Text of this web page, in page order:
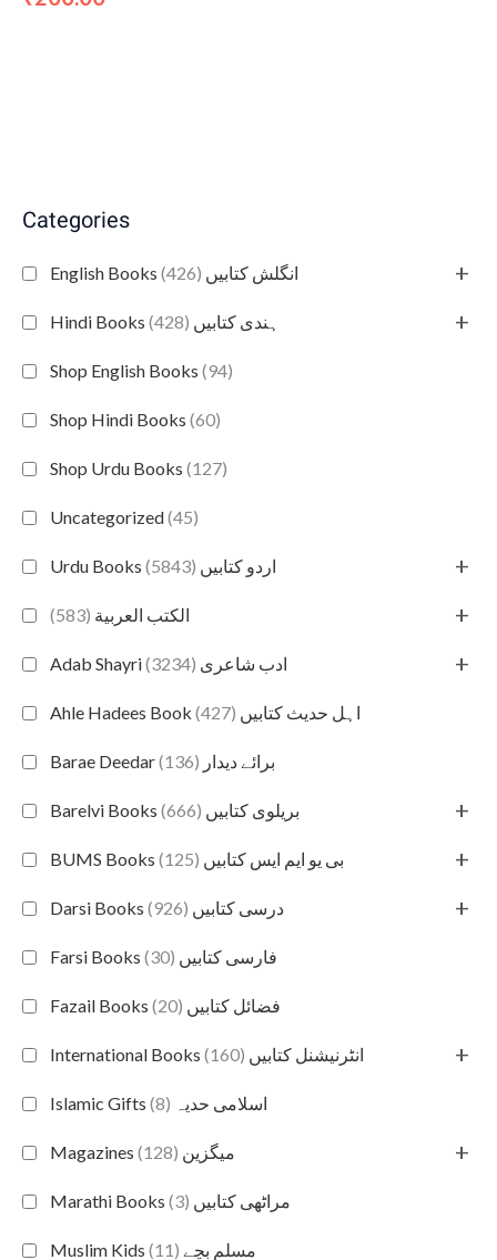
Categories
English Books انگلش کتابیں (426) +
Hindi Books ہندی کتابیں (428) +
Shop English Books (94)
Shop Hindi Books (60)
Shop Urdu Books (127)
Uncategorized(45)
Urdu Books اردو کتابیں (5843) +
الكتب العربية (583) +
Adab Shayri ادب شاعری (3234) +
Ahle Hadees Book اہل حدیث کتابیں (427)
Barae Deedar برائے دیدار (136)
Barelvi Books بریلوی کتابیں (666) +
BUMS Books بی یو ایم ایس کتابیں (125) +
Darsi Books درسی کتابیں (926) +
Farsi Books فارسی کتابیں (30)
Fazail Books فضائل کتابیں (20)
International Books انٹرنیشنل کتابیں (160) +
Islamic Gifts اسلامی حدیہ (8)
Magazines میگزین (128) +
Marathi Books مراٹھی کتابیں (3)
Muslim Kids مسلم بچے (11)